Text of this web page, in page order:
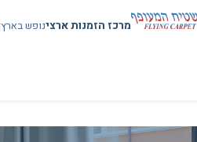
מרכז הזמנות ארצינופש בארץ